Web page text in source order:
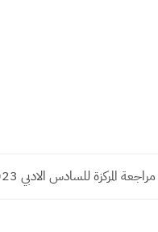
للسادس الادبي 2023 للامتحان الوزاري